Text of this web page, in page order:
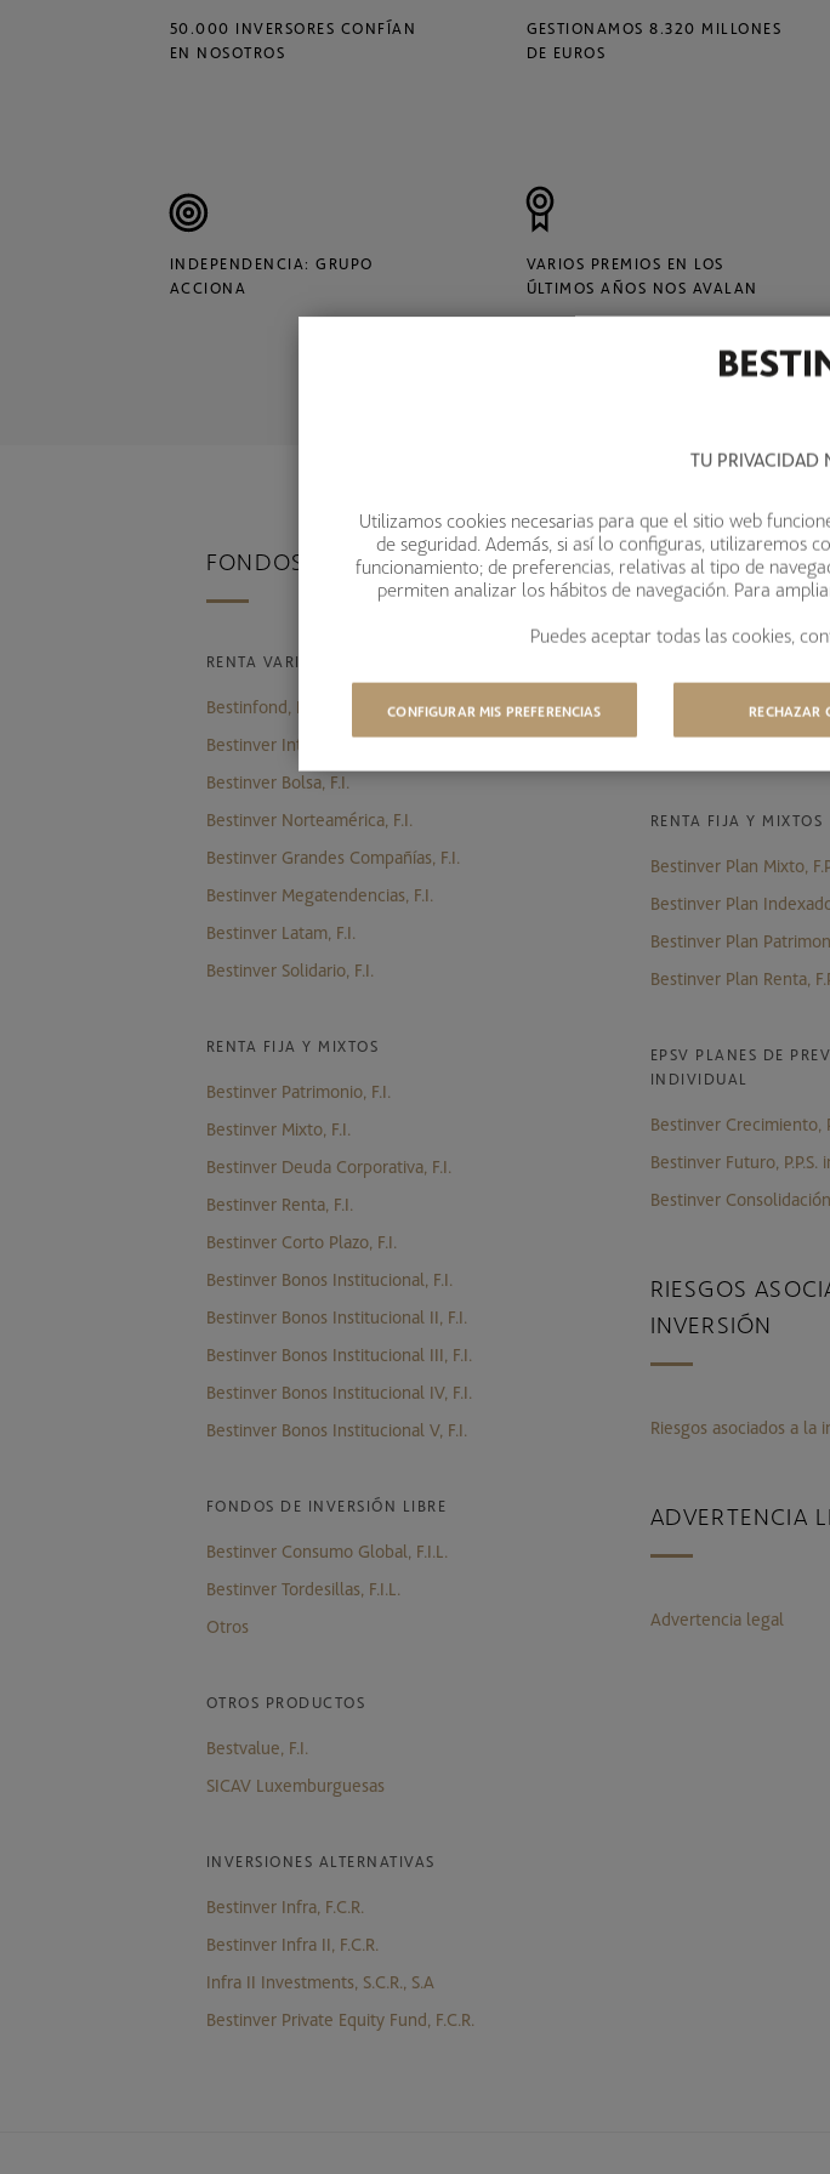
50.000 INVERSORES CONFÍAN
EN NOSOTROS
GESTIONAMOS 8.320 MILLONES
DE EUROS
INDEPENDENCIA: GRUPO
ACCIONA
VARIOS PREMIOS EN LOS
ÚLTIMOS AÑOS NOS AVALAN
FONDOS DE INVERSIÓN
RENTA VARIABLE
Bestinfond, F.I.
Bestinver Internacional, F.I.
Bestinver Bolsa, F.I.
Bestinver Norteamérica, F.I.
Bestinver Grandes Compañías, F.I.
Bestinver Megatendencias, F.I.
Bestinver Latam, F.I.
Bestinver Solidario, F.I.
RENTA FIJA Y MIXTOS
Bestinver Patrimonio, F.I.
Bestinver Mixto, F.I.
Bestinver Deuda Corporativa, F.I.
Bestinver Renta, F.I.
Bestinver Corto Plazo, F.I.
Bestinver Bonos Institucional, F.I.
Bestinver Bonos Institucional II, F.I.
Bestinver Bonos Institucional III, F.I.
Bestinver Bonos Institucional IV, F.I.
Bestinver Bonos Institucional V, F.I.
FONDOS DE INVERSIÓN LIBRE
Bestinver Consumo Global, F.I.L.
Bestinver Tordesillas, F.I.L.
Otros
OTROS PRODUCTOS
Bestvalue, F.I.
SICAV Luxemburguesas
INVERSIONES ALTERNATIVAS
Bestinver Infra, F.C.R.
Bestinver Infra II, F.C.R.
Infra II Investments, S.C.R., S.A
Bestinver Private Equity Fund, F.C.R.
PLANES DE
Bestinver Global, F.P.
Bestinver Plan
RENTA FIJA Y MIXTOS
Bestinver Plan Mixto,
Bestinver Plan
Bestinver Plan
Bestinver Plan Renta,
EPSV PLANES DE
INDIVIDUAL
Bestinver Crecimiento,
Bestinver Futuro, P.P.S.
Bestinver
RIESGOS
INVERSIÓN
Riesgos asociados a la
ADVERTENCIA
Advertencia legal
TU PRIVACIDAD
Utilizamos cookies necesarias para que el sitio web
de seguridad. Además, si así lo configuras, utilizaremos
funcionamiento; de preferencias, relativas al tipo de
permiten analizar los hábitos de navegación. Para
Puedes aceptar todas las cookies,
CONFIGURAR MIS PREFERENCIAS RECHAZAR